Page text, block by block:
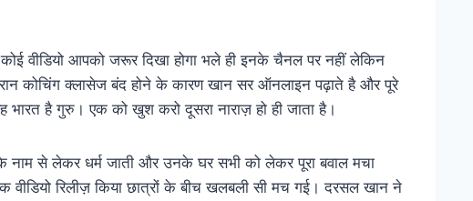
वीडियो आपको जरूर दिखा होगा भले ही इनके चैनल पर नहीं लेकिन
कोचिंग क्लासेज बंद होने के कारण खान सर ऑनलाइन पढ़ाते है और पूरे
भारत है गुरु। एक को खुश करो दूसरा नाराज़ हो ही जाता है।
से लेकर धर्म जाती और उनके घर सभी को लेकर पूरा बवाल मचा
रिलीज़ किया छात्रों के बीच खलबली सी मच गई। दरसल खान ने